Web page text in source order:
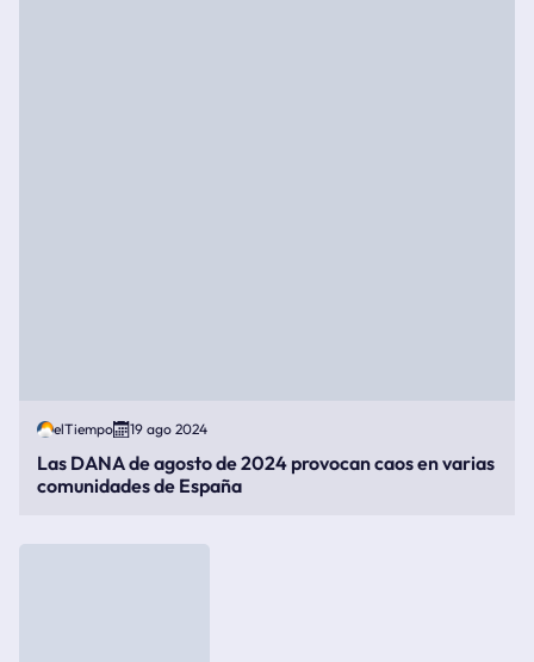
elTiempo 19 ago 2024
Las DANA de agosto de 2024 provocan caos en varias
comunidades de España